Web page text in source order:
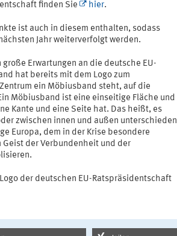
finden Sie hier.
ist auch in diesem enthalten, sodass
Jahr weiterverfolgt werden.
Erwartungen an die deutsche EU-
hat bereits mit dem Logo zum
ein Möbiusband steht, auf die
Möbiusband ist eine einseitige Fläche und
Kante und eine Seite hat. Das heißt, es
zwischen innen und außen unterschieden
Europa, dem in der Krise besondere
Geist der Verbundenheit und der
der deutschen EU-Ratspräsidentschaft